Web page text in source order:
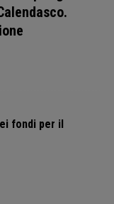
fondi per il